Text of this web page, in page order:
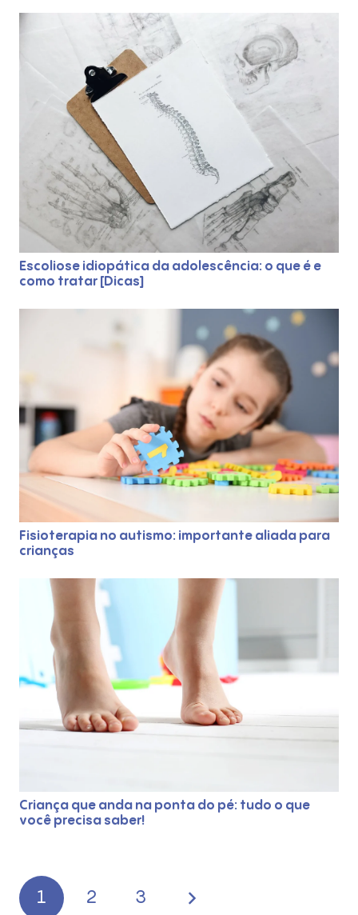
Escoliose idiopática da adolescência: o que é e
como tratar [Dicas]
Fisioterapia no autismo: importante aliada para
crianças
Criança que anda na ponta do pé: tudo o que
você precisa saber!
1 2 3